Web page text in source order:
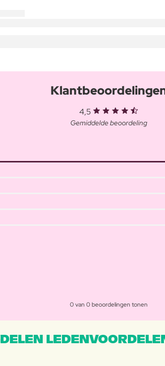
4,5
Gemiddelde beoordeling
0 van 0 beoordelingen tonen